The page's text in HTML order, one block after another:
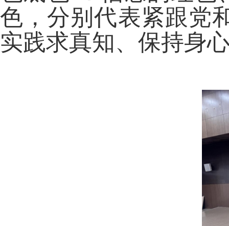
色，分别代表紧跟党
实践求真知、保持身